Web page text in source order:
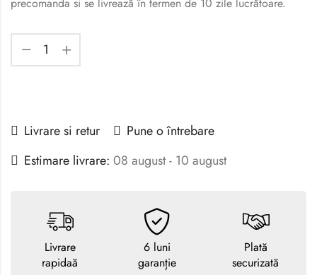
Livrare si retur
Pune o întrebare
Estimare livrare: 08 august - 10 august
Livrare
rapidaă
6 luni
garanție
Plată
securizată